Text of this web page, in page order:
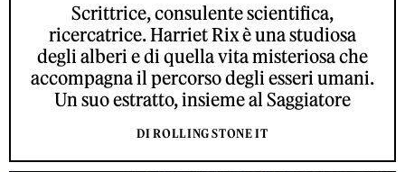
Scrittrice, consulente scientifica,
ricercatrice. Harriet Rix è una studiosa
degli alberi e di quella vita misteriosa che
accompagna il percorso degli esseri umani.
Un suo estratto, insieme al Saggiatore
DI ROLLING STONE IT